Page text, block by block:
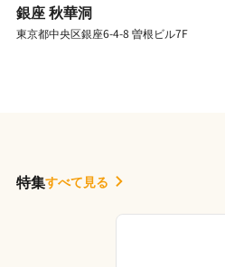
銀座 秋華洞
東京都中央区銀座6-4-8 曽根ビル7F
特集すべて見る